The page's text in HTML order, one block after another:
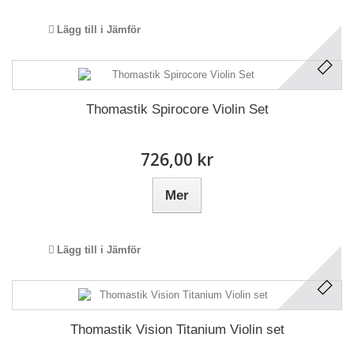
Lägg till i Jämför
Thomastik Spirocore Violin Set
726,00 kr
Mer
Lägg till i Jämför
Thomastik Vision Titanium Violin set